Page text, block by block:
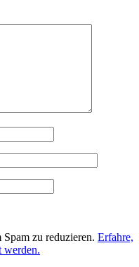
zu reduzieren. Erfahre,
werden.